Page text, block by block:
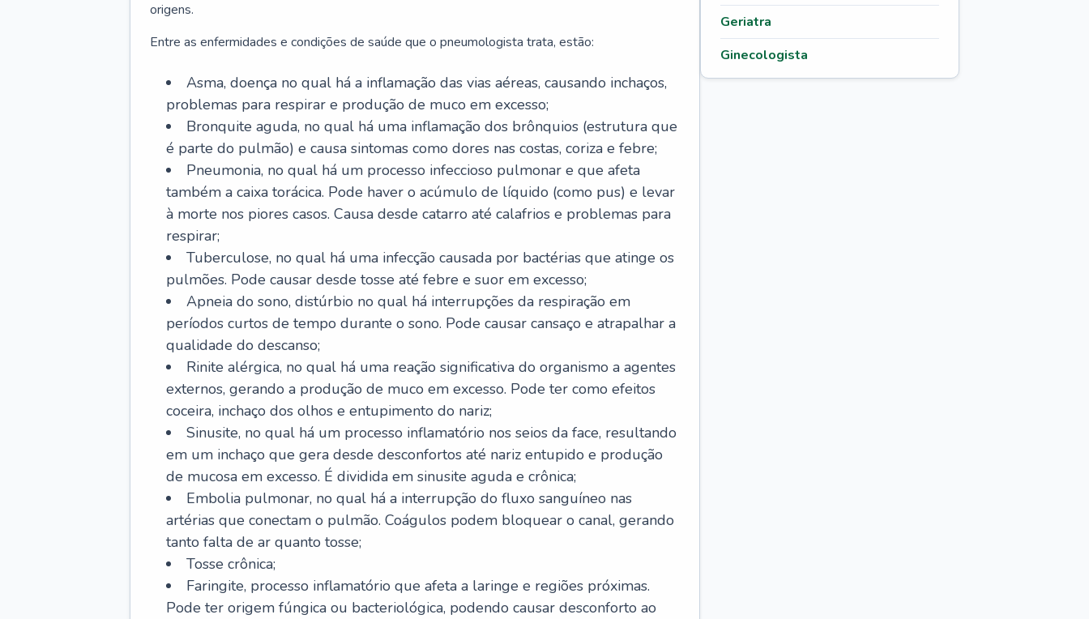
origens.
Entre as enfermidades e condições de saúde que o pneumologista trata, estão:
Asma, doença no qual há a inflamação das vias aéreas, causando inchaços,
problemas para respirar e produção de muco em excesso;
Bronquite aguda, no qual há uma inflamação dos brônquios (estrutura que
é parte do pulmão) e causa sintomas como dores nas costas, coriza e febre;
Pneumonia, no qual há um processo infeccioso pulmonar e que afeta
também a caixa torácica. Pode haver o acúmulo de líquido (como pus) e levar
à morte nos piores casos. Causa desde catarro até calafrios e problemas para
respirar;
Tuberculose, no qual há uma infecção causada por bactérias que atinge os
pulmões. Pode causar desde tosse até febre e suor em excesso;
Apneia do sono, distúrbio no qual há interrupções da respiração em
períodos curtos de tempo durante o sono. Pode causar cansaço e atrapalhar a
qualidade do descanso;
Rinite alérgica, no qual há uma reação significativa do organismo a agentes
externos, gerando a produção de muco em excesso. Pode ter como efeitos
coceira, inchaço dos olhos e entupimento do nariz;
Sinusite, no qual há um processo inflamatório nos seios da face, resultando
em um inchaço que gera desde desconfortos até nariz entupido e produção
de mucosa em excesso. É dividida em sinusite aguda e crônica;
Embolia pulmonar, no qual há a interrupção do fluxo sanguíneo nas
artérias que conectam o pulmão. Coágulos podem bloquear o canal, gerando
tanto falta de ar quanto tosse;
Tosse crônica;
Faringite, processo inflamatório que afeta a laringe e regiões próximas.
Pode ter origem fúngica ou bacteriológica, podendo causar desconforto ao
Geriatra
Ginecologista